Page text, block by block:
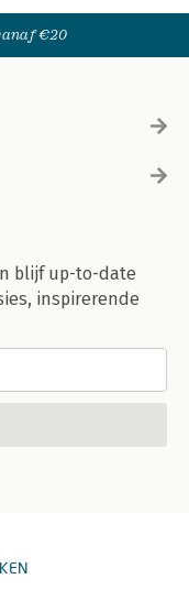
€20
blijf up-to-date
inspirerende